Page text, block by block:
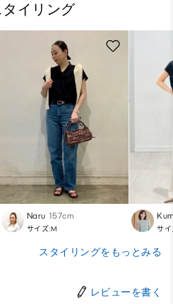
イリング
Naru 157cm
サイズ:M サイ
スタイリングをもっとみる
レビューを書く